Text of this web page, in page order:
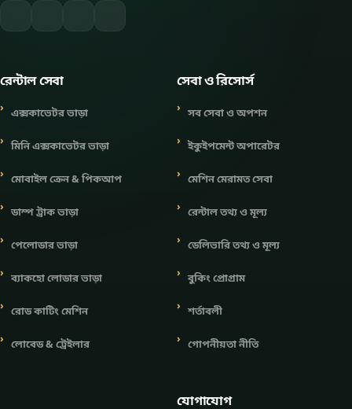
রেন্টাল সেবা
এক্সকাভেটর ভাড়া
মিনি এক্সকাভেটর ভাড়া
মোবাইল ক্রেন & পিকআপ
ডাম্প ট্রাক ভাড়া
পেলোডার ভাড়া
ব্যাকহো লোডার ভাড়া
রোড কাটিং মেশিন
লোবেড & ট্রেইলার
সেবা ও রিসোর্স
সব সেবা ও অপশন
ইকুইপমেন্ট অপারেটর
মেশিন মেরামত সেবা
রেন্টাল তথ্য ও মূল্য
ডেলিভারি তথ্য ও মূল্য
বুকিং প্রোগ্রাম
শর্তাবলী
গোপনীয়তা নীতি
যোগাযোগ